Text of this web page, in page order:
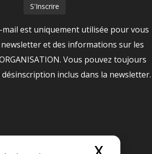
mail est uniquement utilisée pour vous
et des informations sur les
Vous pouvez toujours
inclus dans la newsletter.